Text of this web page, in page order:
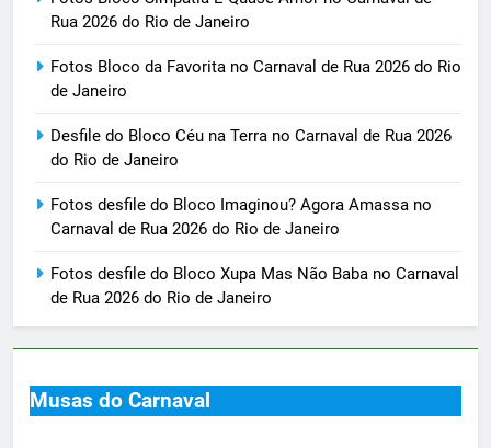
Rua 2026 do Rio de Janeiro
Fotos Bloco da Favorita no Carnaval de Rua 2026 do Rio
de Janeiro
Desfile do Bloco Céu na Terra no Carnaval de Rua 2026
do Rio de Janeiro
Fotos desfile do Bloco Imaginou? Agora Amassa no
Carnaval de Rua 2026 do Rio de Janeiro
Fotos desfile do Bloco Xupa Mas Não Baba no Carnaval
de Rua 2026 do Rio de Janeiro
Musas do Carnaval